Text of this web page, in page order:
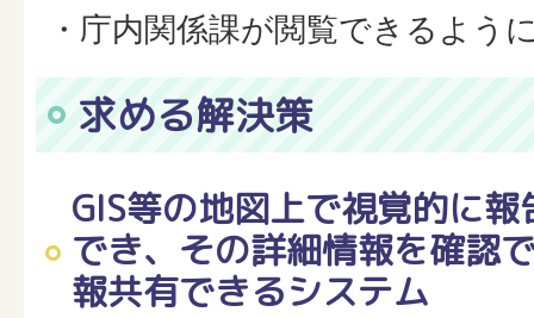
・庁内関係課が閲覧できるよう
求める解決策
GIS等の地図上で視覚的に
でき、その詳細情報を確認
報共有できるシステム